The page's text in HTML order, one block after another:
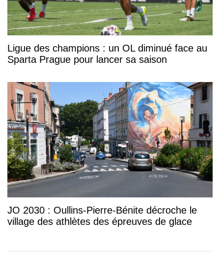
Ligue des champions : un OL diminué face au
Sparta Prague pour lancer sa saison
JO 2030 : Oullins-Pierre-Bénite décroche le
village des athlètes des épreuves de glace